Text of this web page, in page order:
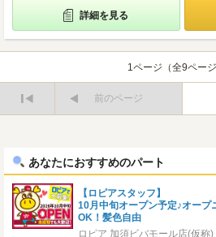
詳細を見る
1ページ（全9ページ
前のページ
あなたにおすすめのパート
【ロピアスタッフ】
10月中旬オープン予定♪オー
OK！髪色自由
ロピア 加須ビバモール店(仮